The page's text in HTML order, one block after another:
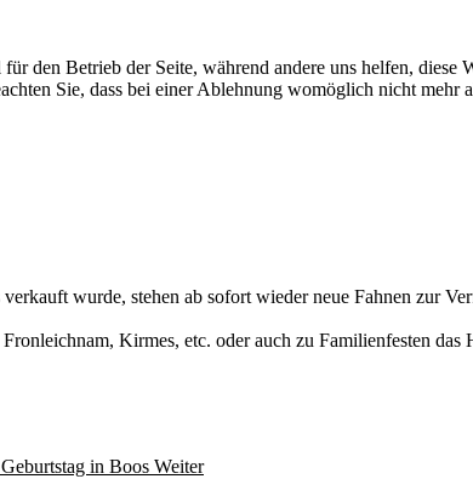
wurde, stehen ab sofort wieder neue Fahnen zur
Kirmes, etc. oder auch zu Familienfesten das
in Boos Weiter
den Betrieb der Seite, während andere uns helfen,
Sie, dass bei einer Ablehnung womöglich nicht mehr